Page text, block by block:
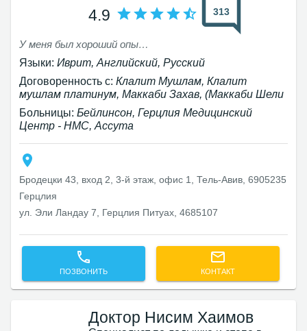
4.9 313
У меня был хороший опыт с доктором Анной, она была очень общительной, мягкой, терпеливой и приятной. Она объясняла каждый шаг и всё, что делала. Она заставила меня чувствовать себя максимально комфортно.
Языки: Иврит, Английский, Русский
Договоренность с: Клалит Мушлам, Клалит
мушлам платинум, Маккаби Захав, (Маккаби Шели
Больницы: Бейлинсон, Герцлия Медицинский
Центр - HMC, Ассута
Бродецки 43, вход 2, 3-й этаж, офис 1, Тель-Авив‎, 6905235
Герцлия
ул. Эли Ландау 7, Герцлия Питуах, 4685107
ПОЗВОНИТЬ КОНТАКТ
Доктор Нисим Хаимов